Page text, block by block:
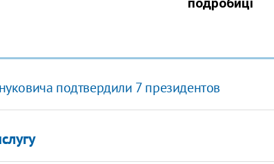
подтвердили 7 президентов